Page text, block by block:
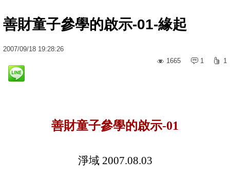
善財童子參學的啟示-01-緣起
2007/09/18 19:28:26
1665
1 1
善財童子參學的啟示-01
淨域 2007.08.03